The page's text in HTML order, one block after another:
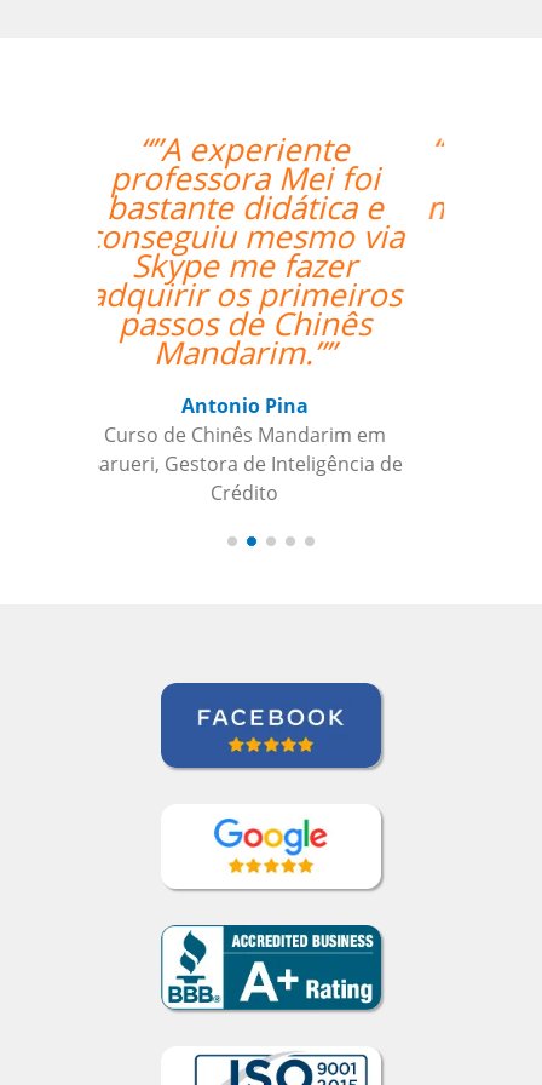
“”O professor é muito
atencioso e o Skype
me permite ter acesso
às licões onde quer
que esteja.””
Nazário Ismael Meguigy
Curso de Árabe em Aracaju